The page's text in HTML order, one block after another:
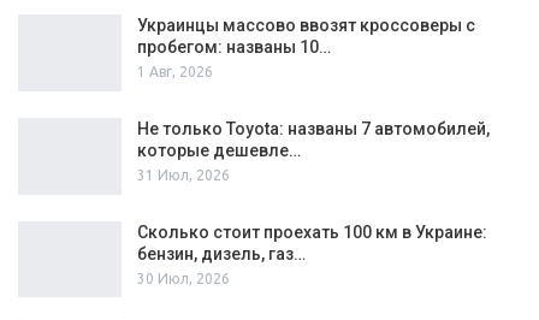
Украинцы массово ввозят кроссоверы с
пробегом: названы 10…
1 Авг, 2026
Не только Toyota: названы 7 автомобилей,
которые дешевле…
31 Июл, 2026
Сколько стоит проехать 100 км в Украине:
бензин, дизель, газ…
30 Июл, 2026